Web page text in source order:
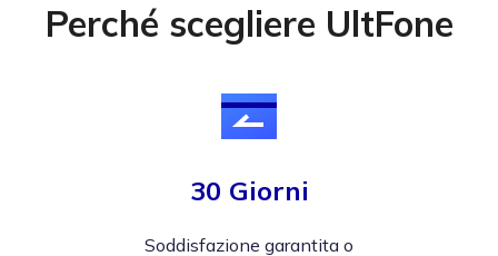
Perché scegliere UltFone
30 Giorni
Soddisfazione garantita o